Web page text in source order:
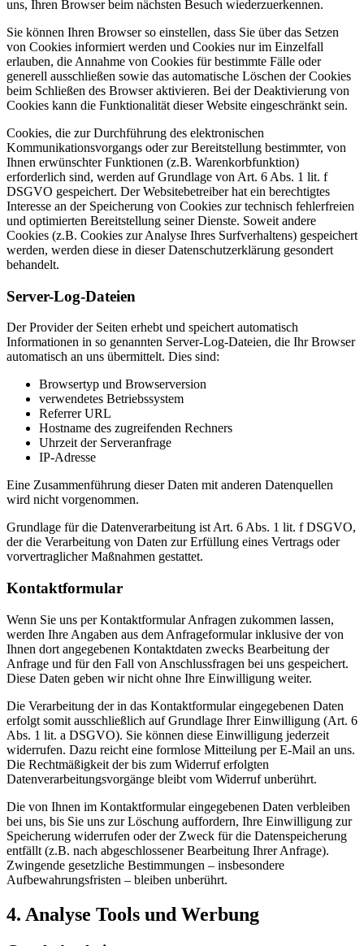
uns, Ihren Browser beim nächsten Besuch wiederzuerkennen.
Sie können Ihren Browser so einstellen, dass Sie über das Setzen
von Cookies informiert werden und Cookies nur im Einzelfall
erlauben, die Annahme von Cookies für bestimmte Fälle oder
generell ausschließen sowie das automatische Löschen der Cookies
beim Schließen des Browser aktivieren. Bei der Deaktivierung von
Cookies kann die Funktionalität dieser Website eingeschränkt sein.
Cookies, die zur Durchführung des elektronischen
Kommunikationsvorgangs oder zur Bereitstellung bestimmter, von
Ihnen erwünschter Funktionen (z.B. Warenkorbfunktion)
erforderlich sind, werden auf Grundlage von Art. 6 Abs. 1 lit. f
DSGVO gespeichert. Der Websitebetreiber hat ein berechtigtes
Interesse an der Speicherung von Cookies zur technisch fehlerfreien
und optimierten Bereitstellung seiner Dienste. Soweit andere
Cookies (z.B. Cookies zur Analyse Ihres Surfverhaltens) gespeichert
werden, werden diese in dieser Datenschutzerklärung gesondert
behandelt.
Server-Log-Dateien
Der Provider der Seiten erhebt und speichert automatisch
Informationen in so genannten Server-Log-Dateien, die Ihr Browser
automatisch an uns übermittelt. Dies sind:
Browsertyp und Browserversion
verwendetes Betriebssystem
Referrer URL
Hostname des zugreifenden Rechners
Uhrzeit der Serveranfrage
IP-Adresse
Eine Zusammenführung dieser Daten mit anderen Datenquellen
wird nicht vorgenommen.
Grundlage für die Datenverarbeitung ist Art. 6 Abs. 1 lit. f DSGVO,
der die Verarbeitung von Daten zur Erfüllung eines Vertrags oder
vorvertraglicher Maßnahmen gestattet.
Kontaktformular
Wenn Sie uns per Kontaktformular Anfragen zukommen lassen,
werden Ihre Angaben aus dem Anfrageformular inklusive der von
Ihnen dort angegebenen Kontaktdaten zwecks Bearbeitung der
Anfrage und für den Fall von Anschlussfragen bei uns gespeichert.
Diese Daten geben wir nicht ohne Ihre Einwilligung weiter.
Die Verarbeitung der in das Kontaktformular eingegebenen Daten
erfolgt somit ausschließlich auf Grundlage Ihrer Einwilligung (Art. 6
Abs. 1 lit. a DSGVO). Sie können diese Einwilligung jederzeit
widerrufen. Dazu reicht eine formlose Mitteilung per E-Mail an uns.
Die Rechtmäßigkeit der bis zum Widerruf erfolgten
Datenverarbeitungsvorgänge bleibt vom Widerruf unberührt.
Die von Ihnen im Kontaktformular eingegebenen Daten verbleiben
bei uns, bis Sie uns zur Löschung auffordern, Ihre Einwilligung zur
Speicherung widerrufen oder der Zweck für die Datenspeicherung
entfällt (z.B. nach abgeschlossener Bearbeitung Ihrer Anfrage).
Zwingende gesetzliche Bestimmungen – insbesondere
Aufbewahrungsfristen – bleiben unberührt.
4. Analyse Tools und Werbung